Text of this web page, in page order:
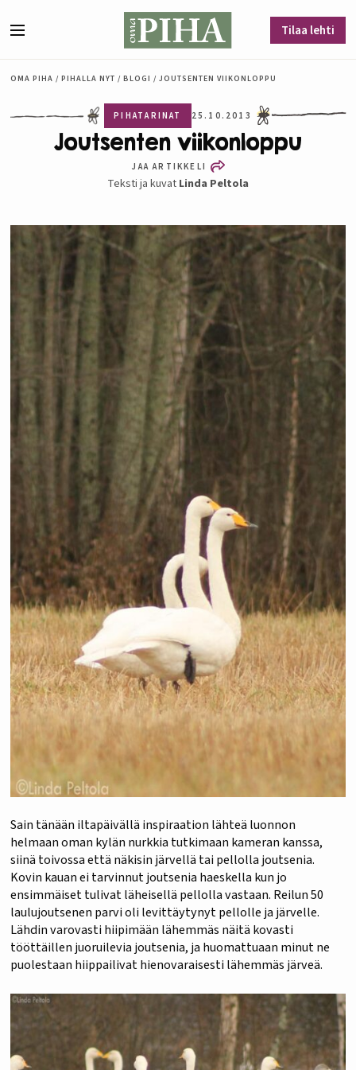
Tilaa lehti
OMA PIHA / PIHALLA NYT / BLOGI / JOUTSENTEN VIIKONLOPPU
PIHATARINAT 25.10.2013
Joutsenten viikonloppu
JAA ARTIKKELI
Teksti ja kuvat Linda Peltola
Sain tänään iltapäivällä inspiraation lähteä luonnon
helmaan oman kylän nurkkia tutkimaan kameran kanssa,
siinä toivossa että näkisin järvellä tai pellolla joutsenia.
Kovin kauan ei tarvinnut joutsenia haeskella kun jo
ensimmäiset tulivat läheisellä pellolla vastaan. Reilun 50
laulujoutsenen parvi oli levittäytynyt pellolle ja järvelle.
Lähdin varovasti hiipimään lähemmäs näitä kovasti
tööttäillen juoruilevia joutsenia, ja huomattuaan minut ne
puolestaan hiippailivat hienovaraisesti lähemmäs järveä.